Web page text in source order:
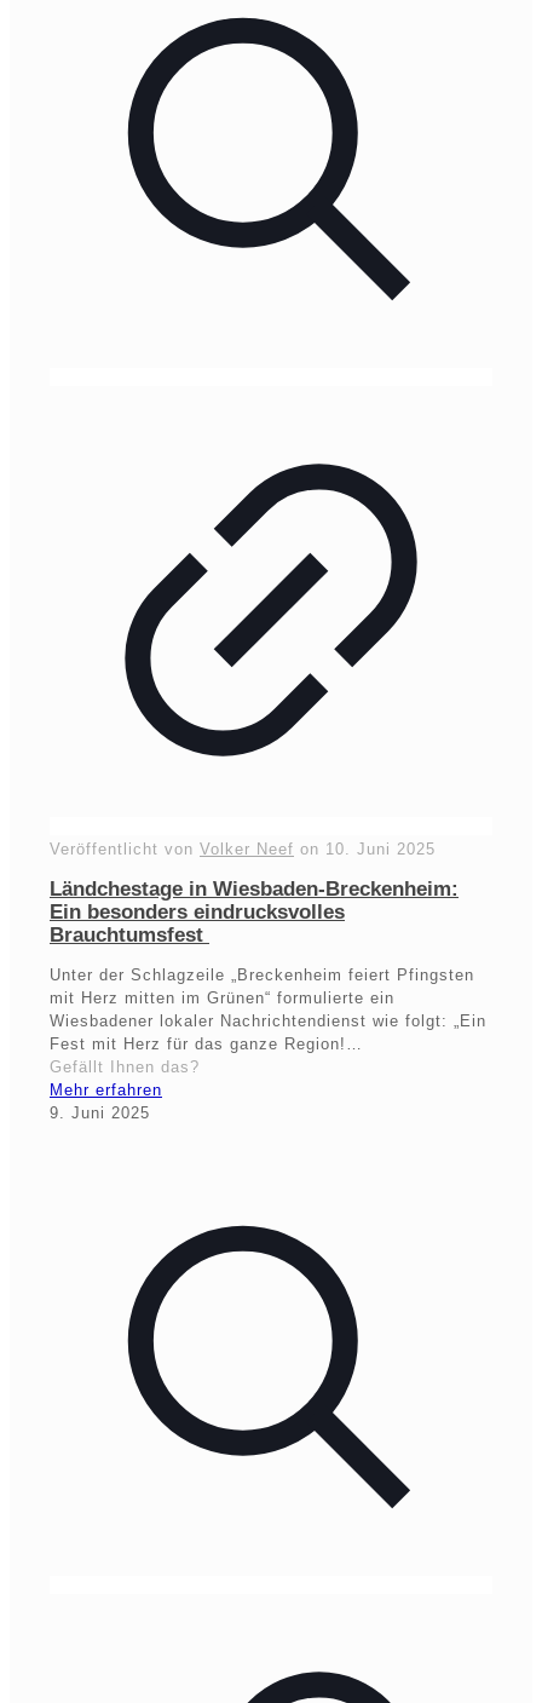
Veröffentlicht von Volker Neef on 10. Juni 2025
Ländchestage in Wiesbaden-Breckenheim:
Ein besonders eindrucksvolles
Brauchtumsfest
Unter der Schlagzeile „Breckenheim feiert Pfingsten
mit Herz mitten im Grünen“ formulierte ein
Wiesbadener lokaler Nachrichtendienst wie folgt: „Ein
Fest mit Herz für das ganze Region!…
Gefällt Ihnen das?
Mehr erfahren
9. Juni 2025